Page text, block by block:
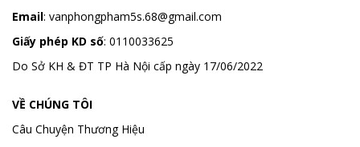
Email: vanphongpham5s.68@gmail.com
Giấy phép KD số: 0110033625
Do Sở KH & ĐT TP Hà Nội cấp ngày 17/06/2022
VỀ CHÚNG TÔI
Câu Chuyện Thương Hiệu